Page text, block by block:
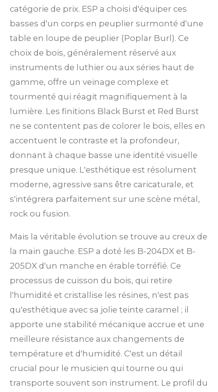
catégorie de prix. ESP a choisi d'équiper ces
basses d'un corps en peuplier surmonté d'une
table en loupe de peuplier (Poplar Burl). Ce
choix de bois, généralement réservé aux
instruments de luthier ou aux séries haut de
gamme, offre un veinage complexe et
tourmenté qui réagit magnifiquement à la
lumière. Les finitions Black Burst et Red Burst
ne se contentent pas de colorer le bois, elles en
accentuent le contraste et la profondeur,
donnant à chaque basse une identité visuelle
presque unique. L'esthétique est résolument
moderne, agressive sans être caricaturale, et
s'intégrera parfaitement sur une scène métal,
rock ou fusion.
Mais la véritable évolution se trouve au creux de
la main gauche. ESP a doté les B-204DX et B-
205DX d'un manche en érable torréfié. Ce
processus de cuisson du bois, qui retire
l'humidité et cristallise les résines, n'est pas
qu'esthétique avec sa jolie teinte caramel ; il
apporte une stabilité mécanique accrue et une
meilleure résistance aux changements de
température et d'humidité. C'est un détail
crucial pour le musicien qui tourne ou qui
transporte souvent son instrument. Le profil du